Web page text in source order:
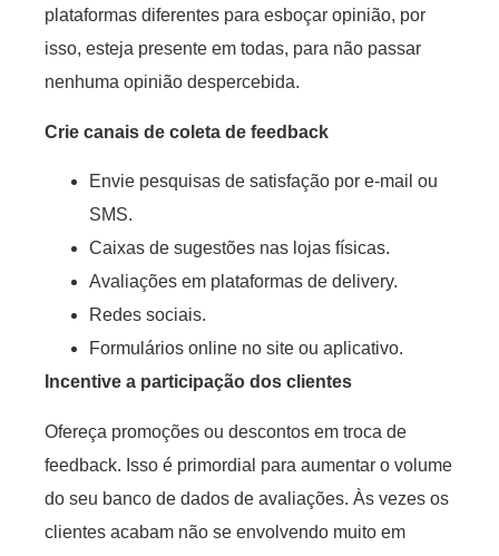
plataformas diferentes para esboçar opinião, por
isso, esteja presente em todas, para não passar
nenhuma opinião despercebida.
Crie canais de coleta de feedback
Envie pesquisas de satisfação por e-mail ou
SMS.
Caixas de sugestões nas lojas físicas.
Avaliações em plataformas de delivery.
Redes sociais.
Formulários online no site ou aplicativo.
Incentive a participação dos clientes
Ofereça promoções ou descontos em troca de
feedback. Isso é primordial para aumentar o volume
do seu banco de dados de avaliações. Às vezes os
clientes acabam não se envolvendo muito em